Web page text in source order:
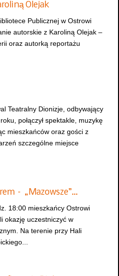
Olejak
Publicznej w Ostrowi
autorskie z Karoliną Olejak –
oraz autorką reportażu
Teatralny Dionizje, odbywający
połączył spektakle, muzykę
mieszkańców oraz gości z
szczególne miejsce
– „Mazowsze”…
18:00 mieszkańcy Ostrowi
okazję uczestniczyć w
Na terenie przy Hali